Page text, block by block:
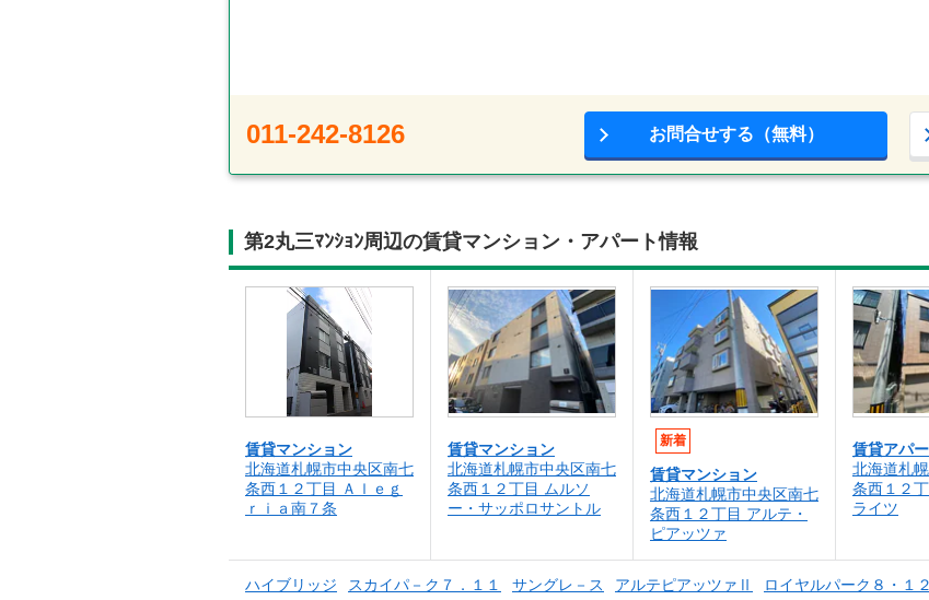
011-242-8126 お問合せする（無料）
第2丸三ﾏﾝｼｮﾝ周辺の賃貸マンション・アパート情報
賃貸マンション
北海道札幌市中央区南七
条西１２丁目 Ａｌｅｇ
ｒｉａ南７条
賃貸マンション
北海道札幌市中央区南七
条西１２丁目 ムルソ
ー・サッポロサントル
新着
賃貸マンション
北海道札幌市中央区南七
条西１２丁目 アルテ・
ピアッツァ
賃貸アパ
北海道札
条西１２
ライツ
ハイブリッジ スカイパ－ク７．１１ サングレ－ス アルテピアッツァⅡ ロイヤルパーク８・１２